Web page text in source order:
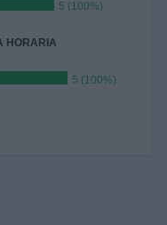
5 (100%)
HORARIA
5 (100%)